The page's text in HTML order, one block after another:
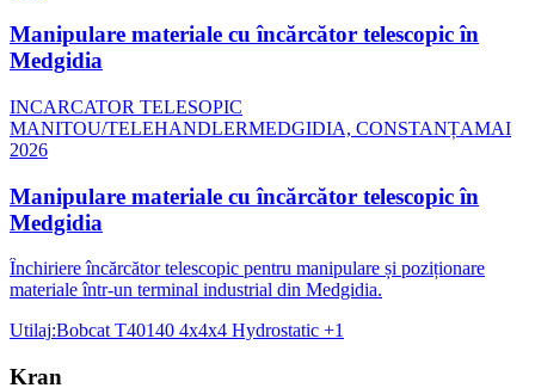
Manipulare materiale cu încărcător telescopic în
Medgidia
INCARCATOR TELESOPIC
MANITOU/TELEHANDLERMEDGIDIA, CONSTANȚAMAI
2026
Manipulare materiale cu încărcător telescopic în
Medgidia
Închiriere încărcător telescopic pentru manipulare și poziționare
materiale într-un terminal industrial din Medgidia.
Utilaj:Bobcat T40140 4x4x4 Hydrostatic +1
Kran